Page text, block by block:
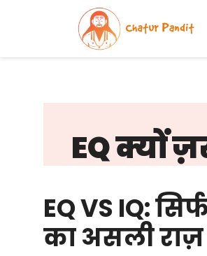
EQ क्यों
EQ VS IQ:
का असली राज़ |